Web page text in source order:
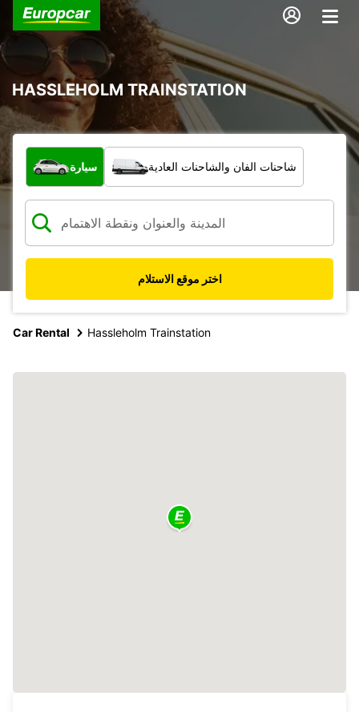
HASSLEHOLM TRAINSTATION
ما نوع المركبة؟
سيارة شاحنات الفان والشاحنات العادية
اختر موقع الاستلام
Car Rental Hassleholm Trainstation